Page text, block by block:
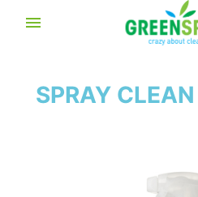
SPRAY